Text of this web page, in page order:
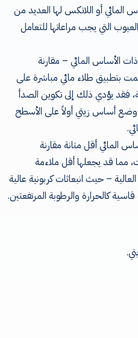
المائي أو اللاتكس لها العديد من
التي يجب مراعاتها للتعامل
الأساس المائي – مقارنة
قمت بتطبيق طلاء مائي مباشرة على
فقد يؤدي ذلك إلى تكوين الصدأ
أساس زيتي أولاً على الأسطح
المائي أقل متانة مقارنة
مما قد يجعلها أقل ملاءمة
– حيث انبعاثات كربونية عالية
كالحرارة والرطوبة المرتفعتين.